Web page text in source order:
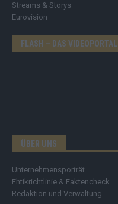
Streams & Storys
Eurovision
FLASH – DAS VIDEOPORTAL
ÜBER UNS
Unternehmensporträt
Ehtikrichtlinie & Faktencheck
Redaktion und Verwaltung